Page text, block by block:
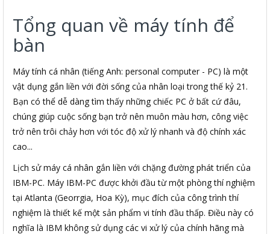
Tổng quan về máy tính để
bàn
Máy tính cá nhân (tiếng Anh: personal computer - PC) là một
vật dụng gắn liền với đời sống của nhân loại trong thế kỷ 21.
Bạn có thể dễ dàng tìm thấy những chiếc PC ở bất cứ đâu,
chúng giúp cuộc sống bạn trở nên muôn màu hơn, công việc
trở nên trôi chảy hơn với tóc độ xử lý nhanh và độ chính xác
cao...
Lịch sử máy cá nhân gắn liền với chặng đường phát triển của
IBM-PC. Máy IBM-PC được khởi đầu từ một phòng thí nghiệm
tại Atlanta (Georrgia, Hoa Kỳ), mục đích của công trình thí
nghiệm là thiết kế một sản phẩm vi tính đầu thấp. Điều này có
nghĩa là IBM không sử dụng các vi xử lý của chính hãng mà